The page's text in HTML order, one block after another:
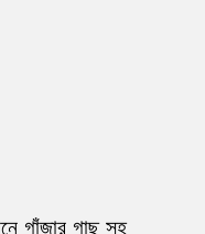
গাঁজার গাছ সহ